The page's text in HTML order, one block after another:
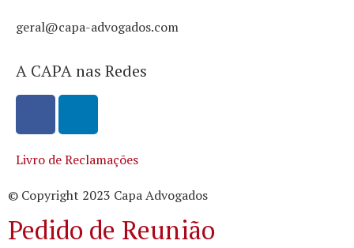
geral@capa-advogados.com
A CAPA nas Redes
Livro de Reclamações
© Copyright 2023 Capa Advogados
Pedido de Reunião